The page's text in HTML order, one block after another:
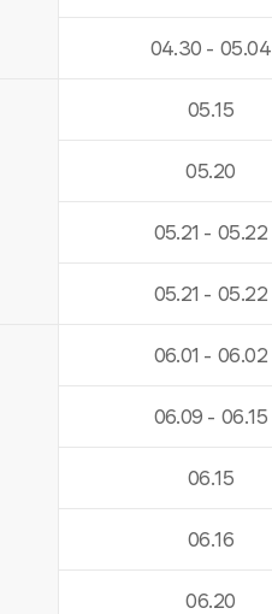
04.30 - 05.04
05.15
05.20
05.21 - 05.22
05.21 - 05.22
06.01 - 06.02
06.09 - 06.15
06.15
06.16
06.20